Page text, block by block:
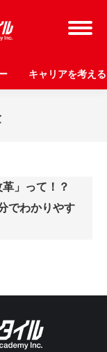
キャリアを考える
」って！？
でわかりやす